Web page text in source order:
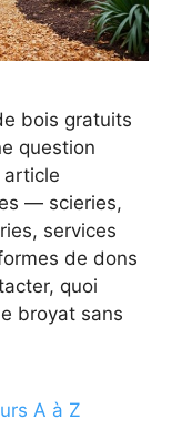
bois gratuits
question
article
— scieries,
services
de dons
quoi
broyat sans
A à Z